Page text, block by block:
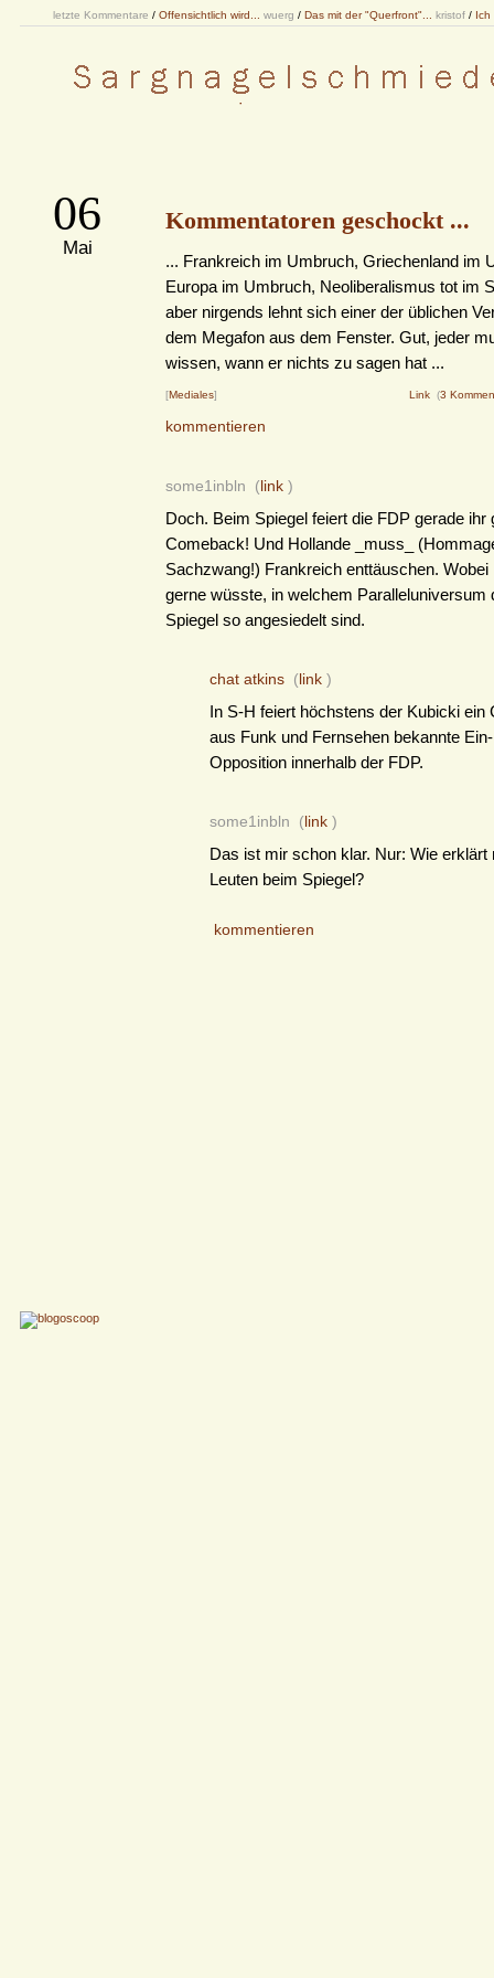
letzte Kommentare / Offensichtlich wird... wuerg / Das mit der "Querfront"... kristof / Ich
06
Mai
Kommentatoren geschockt ...
... Frankreich im Umbruch, Griechenland im
Europa im Umbruch, Neoliberalismus tot im
aber nirgends lehnt sich einer der üblichen
dem Megafon aus dem Fenster. Gut, jeder
wissen, wann er nichts zu sagen hat ...
[Mediales] Link (3
kommentieren
some1inbln (link )
Doch. Beim Spiegel feiert die FDP gerade ihr
Comeback! Und Hollande _muss_
Sachzwang!) Frankreich enttäuschen. Wobei
gerne wüsste, in welchem Paralleluniversum
Spiegel so angesiedelt sind.
chat atkins (link )
In S-H feiert höchstens der Kubicki ein
aus Funk und Fernsehen bekannte
Opposition innerhalb der FDP.
some1inbln (link )
Das ist mir schon klar. Nur: Wie erklärt
Leuten beim Spiegel?
kommentieren